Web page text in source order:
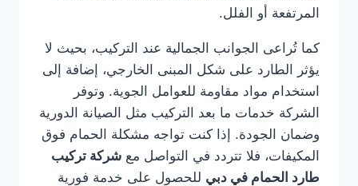
المرتفعة أو الفلل.
كما تُراعى الجوانب الجمالية عند التركيب، بحيث لا
يؤثر الطارد على شكل المبنى الخارجي، إضافة إلى
استخدام مواد مقاومة للعوامل الجوية. وتوفر
الشركة خدمات ما بعد التركيب مثل الصيانة الدورية
وضمان الجودة. إذا كنت تواجه مشكلة الحمام فوق
المكيفات، فلا تتردد في التواصل مع شركة تركيب
طارد الحمام في دبي للحصول على خدمة فورية